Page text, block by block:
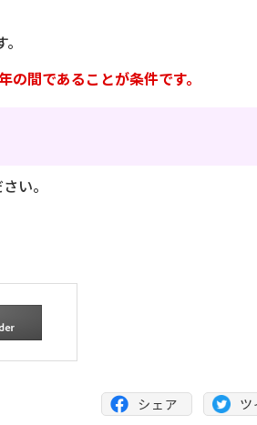
間であることが条件です。
い。